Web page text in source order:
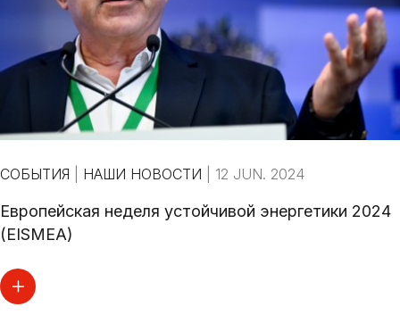
СОБЫТИЯ НАШИ НОВОСТИ 12 JUN. 2024
Европейская неделя устойчивой энергетики 2024
(EISMEA)